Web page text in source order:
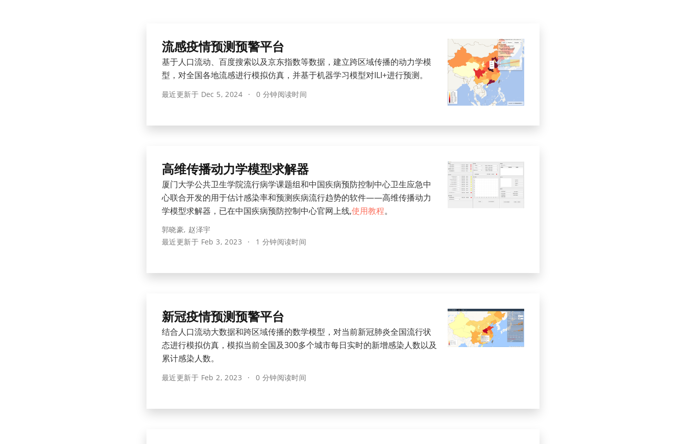
流感疫情预测预警平台
基于人口流动、百度搜索以及京东指数等数据，建立跨区域传播的动力学模
型，对全国各地流感进行模拟仿真，并基于机器学习模型对ILI+进行预测。
最近更新于 Dec 5, 2024 0 分钟阅读时间
高维传播动力学模型求解器
厦门大学公共卫生学院流行病学课题组和中国疾病预防控制中心卫生应急中
心联合开发的用于估计感染率和预测疾病流行趋势的软件——高维传播动力
学模型求解器，已在中国疾病预防控制中心官网上线,使用教程。
郭晓豪, 赵泽宇
最近更新于 Feb 3, 2023 1 分钟阅读时间
新冠疫情预测预警平台
结合人口流动大数据和跨区域传播的数学模型，对当前新冠肺炎全国流行状
态进行模拟仿真，模拟当前全国及300多个城市每日实时的新增感染人数以及
累计感染人数。
最近更新于 Feb 2, 2023 0 分钟阅读时间